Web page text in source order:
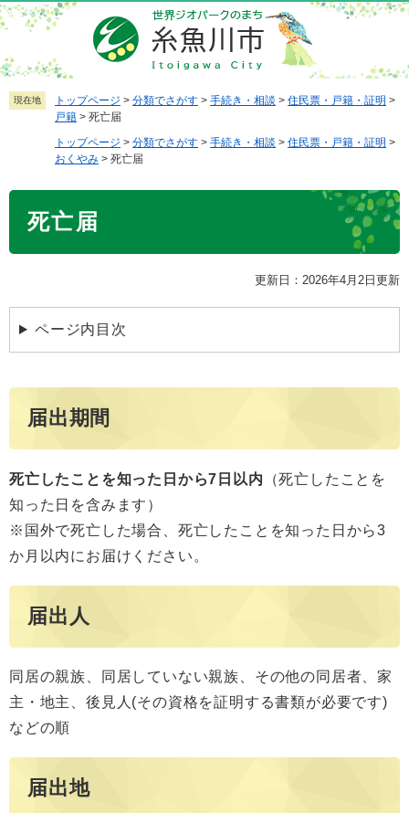
ペ
ー
ジ
の
先
メ
ニ
ュ
ー
を
へ
現在地 トップページ > 分類でさがす > 手続き・相談 > 住民票・戸籍・証明 >
戸籍 > 死亡届
トップページ > 分類でさがす > 手続き・相談 > 住民票・戸籍・証明 >
おくやみ > 死亡届
死亡届
更新日：2026年4月2日更新
ページ内目次
届出期間
死亡したことを知った日から7日以内 （死亡したことを
知った日を含みます）
※国外で死亡した場合、死亡したことを知った日から3
か月以内にお届けください。
届出人
同居の親族、同居していない親族、その他の同居者、家
主・地主、後見人(その資格を証明する書類が必要です)
などの順
届出地